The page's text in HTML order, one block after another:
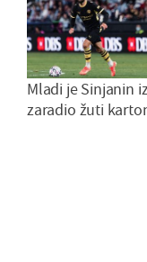
Mladi je Sinjanin
zaradio žuti